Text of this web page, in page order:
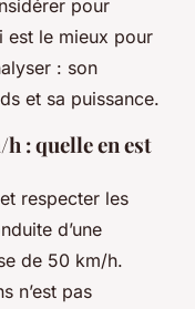
pour
est le mieux pour
: son
et sa puissance.
: quelle en est
respecter les
d’une
de 50 km/h.
n’est pas